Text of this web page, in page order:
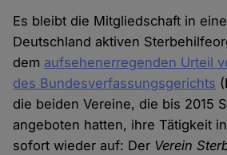
Es bleibt die Mitgliedschaft in
Deutschland aktiven
dem aufsehenerregenden Urteil
des Bundesverfassungsgerichts
die beiden Vereine, die bis 2015
angeboten hatten, ihre Tätigkeit
sofort wieder auf: Der Verein